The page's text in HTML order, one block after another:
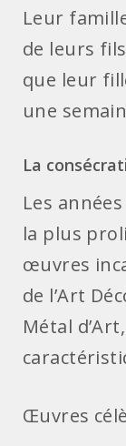
Leur
de leurs
que leur
une
La
Les
la plus
œuvres
de l’Art
Métal
Œuvres